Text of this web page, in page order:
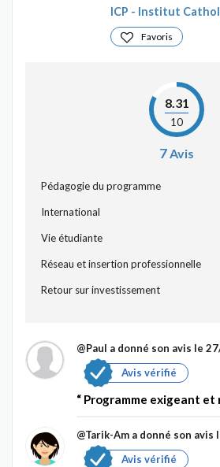
ICP - Institut
Favoris
8.31
10
7Avis
Pédagogie du programme
International
Vie étudiante
Réseau et insertion professionnelle
Retour sur investissement
@Paul a donné son avis le
Avis vérifié
Programme exigeant et
@Tarik-Am a donné son avis
Avis vérifié